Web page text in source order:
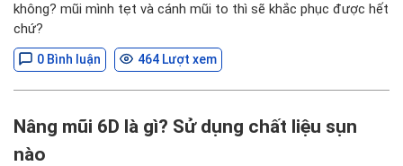
không? mũi mình tẹt và cánh mũi to thì sẽ khắc phục được hết
chứ?
0 Bình luận 464 Lượt xem
Nâng mũi 6D là gì? Sử dụng chất liệu sụn
nào